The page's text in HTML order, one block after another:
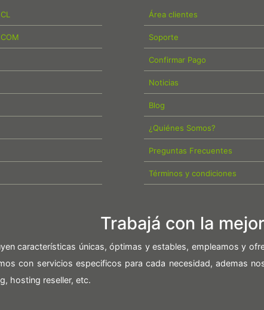
Área clientes
Soporte
Confirmar Pago
Noticias
Blog
¿Quiénes Somos?
Preguntas Frecuentes
Términos y condiciones
Trabajá con la
características únicas, óptimas y estables, empleamos y
con servicios especificos para cada necesidad, ademas
hosting reseller, etc.